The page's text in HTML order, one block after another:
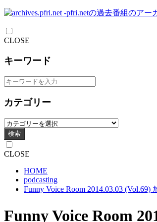
CLOSE
キーワード
カテゴリー
検索
CLOSE
HOME
podcasting
Funny Voice Room 2014.03.03 (Vol.69)
Funny Voice Room